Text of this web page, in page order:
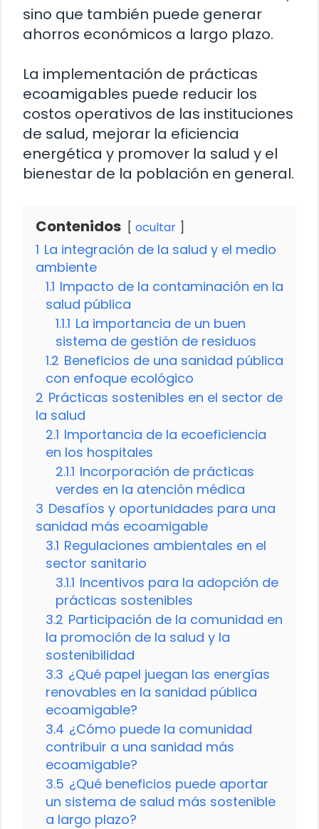
sino que también puede generar
ahorros económicos a largo plazo.
La implementación de prácticas
ecoamigables puede reducir los
costos operativos de las instituciones
de salud, mejorar la eficiencia
energética y promover la salud y el
bienestar de la población en general.
Contenidos ocultar
1 La integración de la salud y el medio
ambiente
1.1 Impacto de la contaminación en la
salud pública
1.1.1 La importancia de un buen
sistema de gestión de residuos
1.2 Beneficios de una sanidad pública
con enfoque ecológico
2 Prácticas sostenibles en el sector de
la salud
2.1 Importancia de la ecoeficiencia
en los hospitales
2.1.1 Incorporación de prácticas
verdes en la atención médica
3 Desafíos y oportunidades para una
sanidad más ecoamigable
3.1 Regulaciones ambientales en el
sector sanitario
3.1.1 Incentivos para la adopción de
prácticas sostenibles
3.2 Participación de la comunidad en
la promoción de la salud y la
sostenibilidad
3.3 ¿Qué papel juegan las energías
renovables en la sanidad pública
ecoamigable?
3.4 ¿Cómo puede la comunidad
contribuir a una sanidad más
ecoamigable?
3.5 ¿Qué beneficios puede aportar
un sistema de salud más sostenible
a largo plazo?